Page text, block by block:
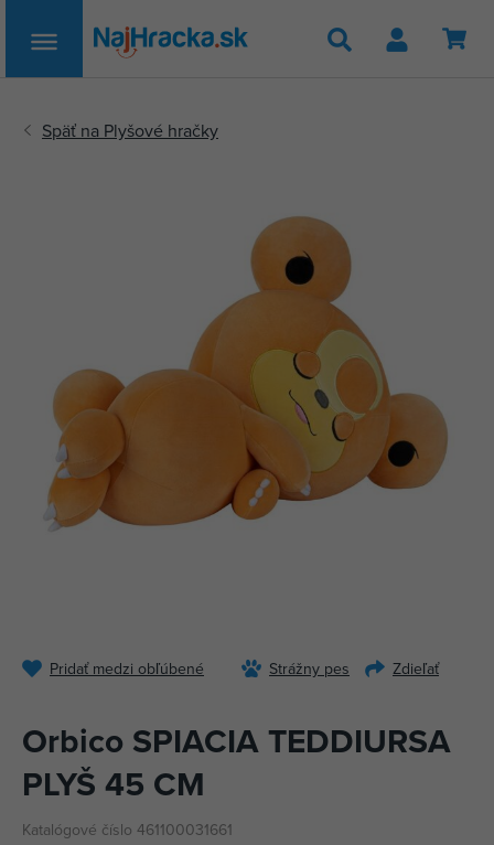
Hľadať
Pridať medzi obľúbené Strážny pes Zdieľať
Orbico SPIACIA TEDDIURSA
PLYŠ 45 CM
Katalógové číslo 461100031661